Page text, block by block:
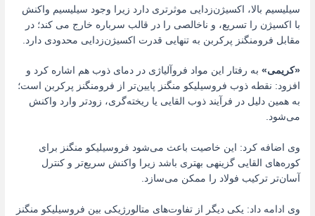
سیلیسیم بالا، اکسیژن‌زدایی موثرتری دارد زیرا وجود سیلیسیم واکنش
با اکسیژن را تسریع، و ناخالصی را در قالب سرباره خارج می کند؛ در
مقابل فرومنگنز پرکربن به تنهایی قدرت اکسیژن‌زدایی محدودی دارد.
«کریمی» به رفتار این مواد فروآلیاژی در دمای ذوب هم اشاره کرد و
افزود: نقطه‌ ذوب فروسیلیکو منگنز پایین‌تر از فرومنگنز پرکربن است؛
به همین دلیل در فرآیند ذوب القایی یا ریخته‌گری، زودتر وارد واکنش
می‌شود.
وی اضافه کرد: این خاصیت باعث می‌شود فروسیلیکو منگنز برای
کوره‌های القایی گزینهی بهتری باشد زیرا واکنش سریع‌تر و کنترل
آسان‌تر ترکیب فولاد را ممکن می‌سازد.
وی ادامه داد: یکی دیگر از تفاوت‌های متالورژیکی بین فروسیلیکو منگنز